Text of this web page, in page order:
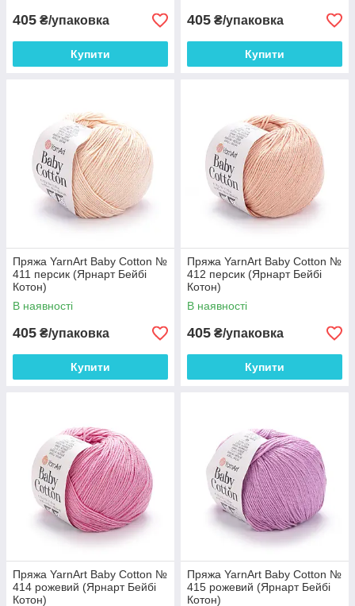
405 ₴/упаковка
Купити
405 ₴/упаковка
Купити
Пряжа YarnArt Baby Cotton №
411 персик (Ярнарт Бейбі
Котон)
В наявності
405 ₴/упаковка
Купити
Пряжа YarnArt Baby Cotton №
412 персик (Ярнарт Бейбі
Котон)
В наявності
405 ₴/упаковка
Купити
Пряжа YarnArt Baby Cotton №
414 рожевий (Ярнарт Бейбі
Котон)
Пряжа YarnArt Baby Cotton №
415 рожевий (Ярнарт Бейбі
Котон)